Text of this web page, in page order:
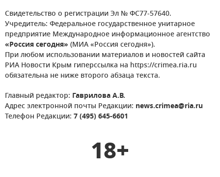
Свидетельство о регистрации Эл № ФС77-57640.
Учредитель: Федеральное государственное унитарное
предприятие Международное информационное агентство
«Россия сегодня» (МИА «Россия сегодня»).
При любом использовании материалов и новостей сайта
РИА Новости Крым гиперссылка на https://crimea.ria.ru
обязательна не ниже второго абзаца текста.
Главный редактор: Гаврилова А.В.
Адрес электронной почты Редакции: news.crimea@ria.ru
Телефон Редакции: 7 (495) 645-6601
18+